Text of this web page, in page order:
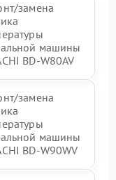
замена
машины
BD-W80AV
замена
машины
BD-W90WV